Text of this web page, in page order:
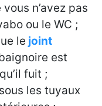
n’avez pas
ou le WC ;
le joint
est
fuit ;
les tuyaux